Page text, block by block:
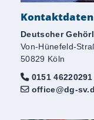
Kontaktdaten
Deutscher
Von-Hünefeld-
50829 Köln
0151 46220291
office@dg-